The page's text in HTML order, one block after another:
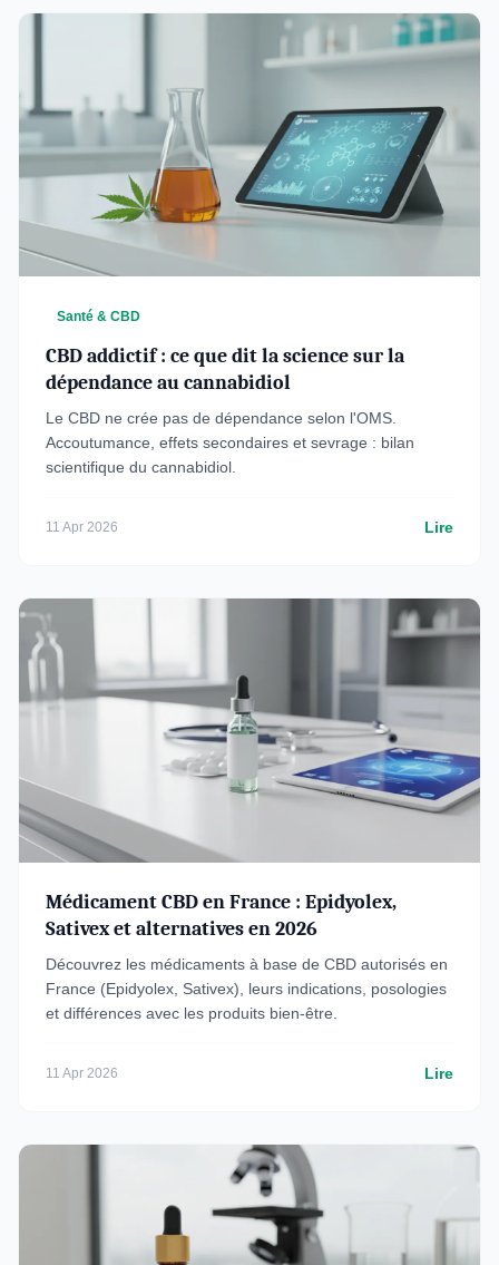
Santé & CBD
CBD addictif : ce que dit la science sur la
dépendance au cannabidiol
Le CBD ne crée pas de dépendance selon l'OMS.
Accoutumance, effets secondaires et sevrage : bilan
scientifique du cannabidiol.
11 Apr 2026 Lire
Médicament CBD en France : Epidyolex,
Sativex et alternatives en 2026
Découvrez les médicaments à base de CBD autorisés en
France (Epidyolex, Sativex), leurs indications, posologies
et différences avec les produits bien-être.
11 Apr 2026 Lire